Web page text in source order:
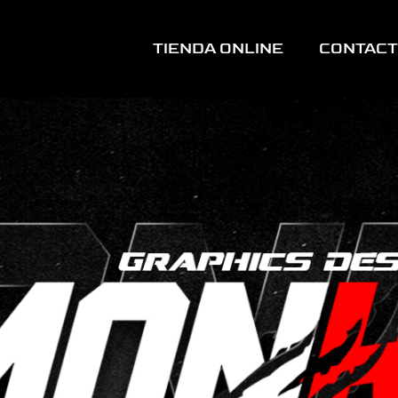
TIENDA ONLINE